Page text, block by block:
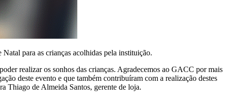
para as crianças acolhidas pela instituição.
realizar os sonhos das crianças. Agradecemos ao GACC por mais
deste evento e que também contribuíram com a realização destes
Thiago de Almeida Santos, gerente de loja.